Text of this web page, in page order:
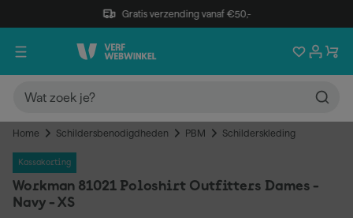
Gratis verzending vanaf €50,-
Home Schildersbenodigdheden PBM Schilderskleding
Kassakorting
Workman 81021 Poloshirt Outfitters Dames -
Navy - XS